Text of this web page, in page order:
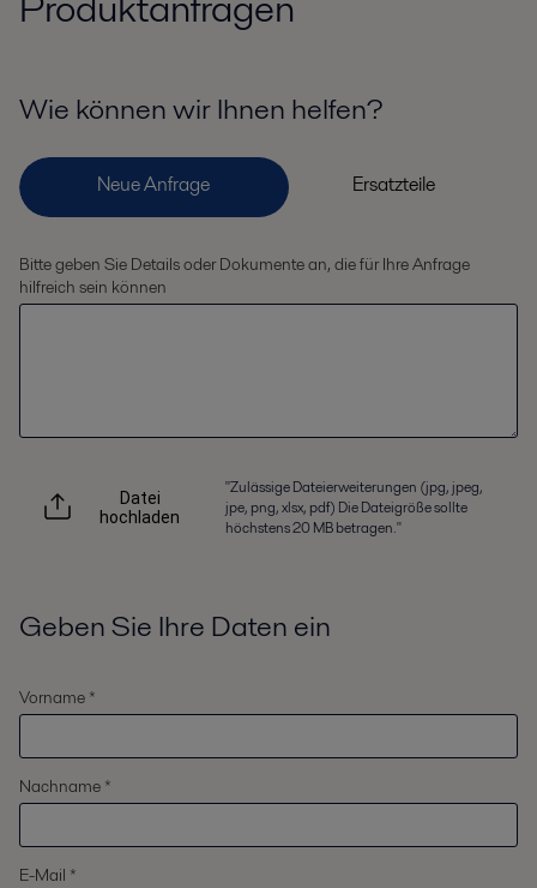
Wie können wir Ihnen helfen?
Bitte geben Sie Details oder Dokumente an, die für Ihre Anfrage
hilfreich sein können
Datei
hochladen
"Zulässige Dateierweiterungen (jpg, jpeg,
jpe, png, xlsx, pdf) Die Dateigröße sollte
höchstens 20 MB betragen."
Geben Sie Ihre Daten ein
Vorname *
Nachname *
E-Mail *